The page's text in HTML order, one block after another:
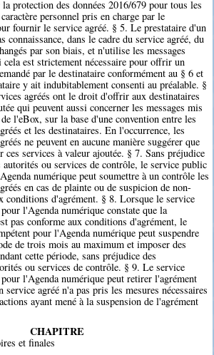
protection des données 2016/679 pour tous les
personnel pris en charge par le
fournir le service agréé. § 5. Le prestataire d'un
connaissance, dans le cadre du service agréé, du
par son biais, et n'utilise les messages
cela est strictement nécessaire pour offrir un
par le destinataire conformément au § 6 et
y ait indubitablement consenti au préalable. §
agréés ont le droit d'offrir aux destinataires
qui peuvent aussi concerner les messages mis
l'eBox, sur la base d'une convention entre les
et les destinataires. En l'occurrence, les
ne peuvent en aucune manière suggérer que
ces services à valeur ajoutée. § 7. Sans préjudice
autorités ou services de contrôle, le service public
numérique peut soumettre à un contrôle les
en cas de plainte ou de suspicion de non-
conditions d'agrément. § 8. Lorsque le service
l'Agenda numérique constate que la
pas conforme aux conditions d'agrément, le
pour l'Agenda numérique peut suspendre
de trois mois au maximum et imposer des
cette période, sans préjudice des
ou services de contrôle. § 9. Le service
l'Agenda numérique peut retirer l'agrément
agréé n'a pas pris les mesures nécessaires
ayant mené à la suspension de l'agrément
CHAPITRE
et finales